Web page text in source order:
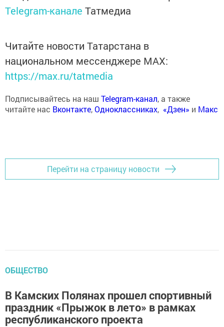
Telegram-канале Татмедиа
Читайте новости Татарстана в
национальном мессенджере MАХ:
https://max.ru/tatmedia
Подписывайтесь на наш Telegram-канал, а также
читайте нас Вконтакте,Одноклассниках, «Дзен» и Макс
Перейти на страницу новости
ОБЩЕСТВО
В Камских Полянах прошел спортивный
праздник «Прыжок в лето» в рамках
республиканского проекта